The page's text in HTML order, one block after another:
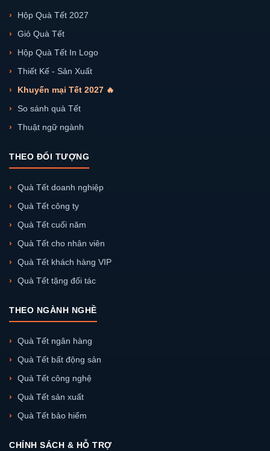
Hộp Quà Tết 2027
Giỏ Quà Tết
Hộp Quà Tết In Logo
Thiết Kế - Sản Xuất
Khuyến mại Tết 2027 🔥
So sánh quà Tết
Thuật ngữ ngành
THEO ĐỐI TƯỢNG
Quà Tết doanh nghiệp
Quà Tết công ty
Quà Tết cuối năm
Quà Tết cho nhân viên
Quà Tết khách hàng VIP
Quà Tết tặng đối tác
THEO NGÀNH NGHỀ
Quà Tết ngân hàng
Quà Tết bất động sản
Quà Tết công nghệ
Quà Tết sản xuất
Quà Tết bảo hiểm
CHÍNH SÁCH & HỖ TRỢ